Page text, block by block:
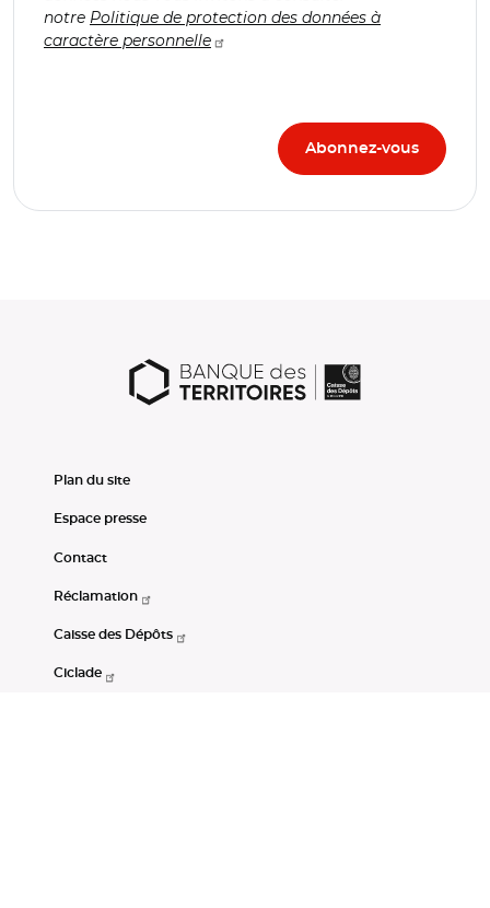
notre Politique de protection des données à
caractère personnelle
Plan du site
Espace presse
Contact
Réclamation
Caisse des Dépôts
Ciclade